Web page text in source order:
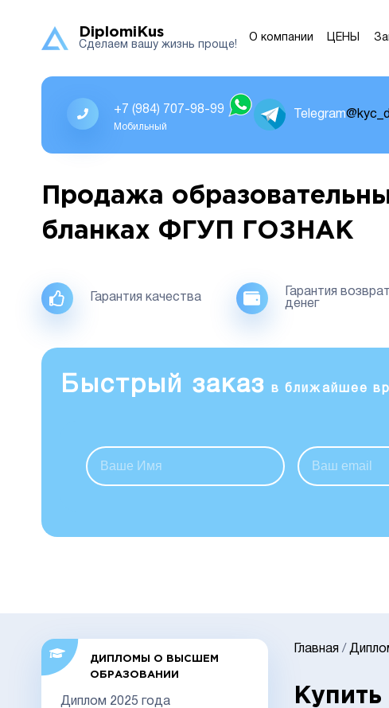
DiplomiKus
Сделаем вашу жизнь проще!
О компании ЦЕНЫ
+7 (984) 707-98-99
Мобильный
Telegram
Продажа
бланках ФГУП ГОЗНАК
Гарантия качества
Гарантия
денег
Быстрый заказ в ближайшее
ДИПЛОМЫ О ВЫСШЕМ
ОБРАЗОВАНИИ
Диплом 2025 года
Главная /